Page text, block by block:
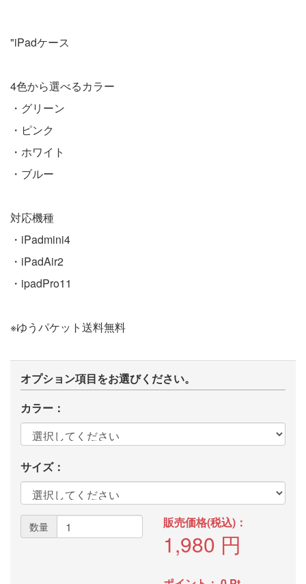
"iPadケース
4色から選べるカラー
・グリーン
・ピンク
・ホワイト
・ブルー
対応機種
・iPadmini4
・iPadAir2
・ipadPro11
※ゆうパケット送料無料
オプション項目をお選びください。
カラー：
サイズ：
数量 販売価格(税込)：
1,980 円